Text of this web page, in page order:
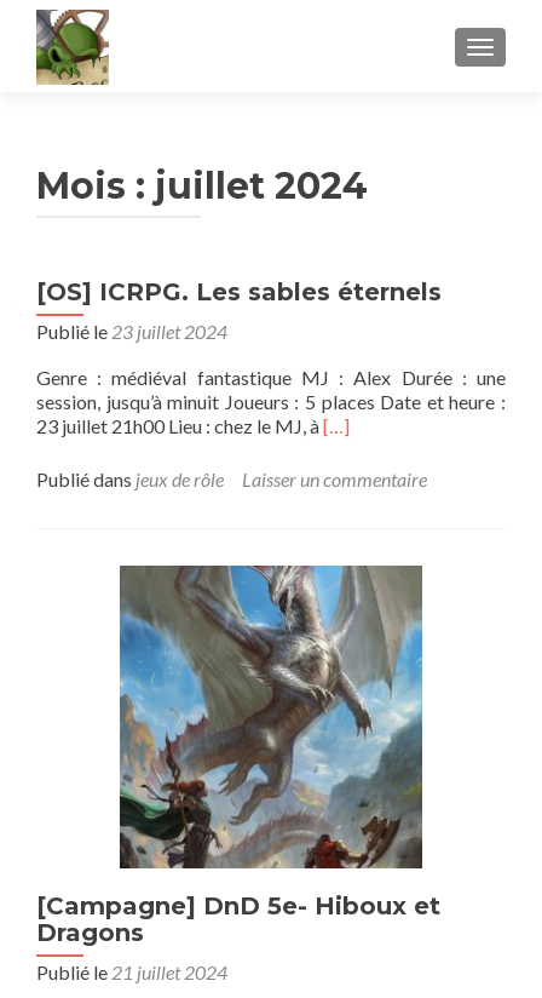
Mois : juillet 2024
[OS] ICRPG. Les sables éternels
Publié le 23 juillet 2024
Genre : médiéval fantastique MJ : Alex Durée : une
session, jusqu’à minuit Joueurs : 5 places Date et heure :
23 juillet 21h00 Lieu : chez le MJ, àEn
plus
sables
éternels
[…]
Publié dans jeux de rôle Laisser un commentaire
[Campagne] DnD 5e- Hiboux et
Dragons
Publié le 21 juillet 2024